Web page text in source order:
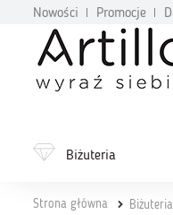
Nowości Promocje
Biżuteria
Strona główna Biżuteria